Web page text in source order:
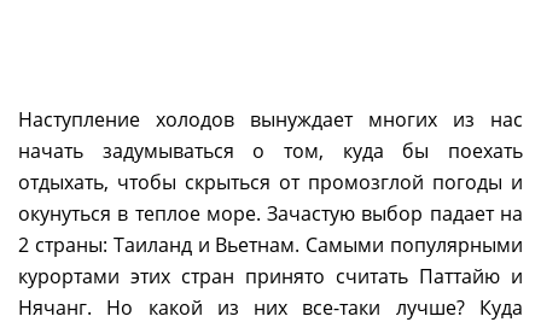
Наступление холодов вынуждает многих из нас
начать задумываться о том, куда бы поехать
отдыхать, чтобы скрыться от промозглой погоды и
окунуться в теплое море. Зачастую выбор падает на
2 страны: Таиланд и Вьетнам. Самыми популярными
курортами этих стран принято считать Паттайю и
Нячанг. Но какой из них все-таки лучше? Куда